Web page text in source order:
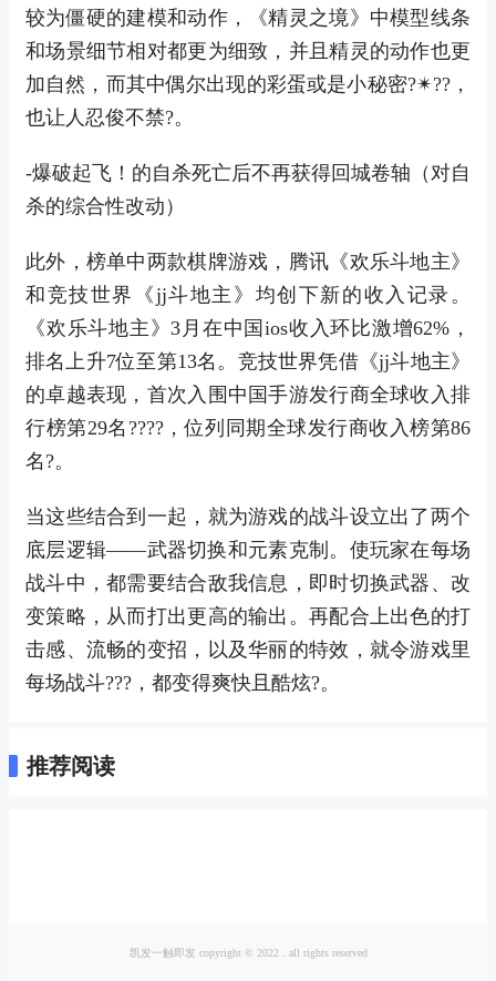
较为僵硬的建模和动作，《精灵之境》中模型线条
和场景细节相对都更为细致，并且精灵的动作也更
加自然，而其中偶尔出现的彩蛋或是小秘密?✴??，
也让人忍俊不禁?。
-爆破起飞！的自杀死亡后不再获得回城卷轴（对自
杀的综合性改动）
此外，榜单中两款棋牌游戏，腾讯《欢乐斗地主》
和竞技世界《jj斗地主》均创下新的收入记录。
《欢乐斗地主》3月在中国ios收入环比激增62%，
排名上升7位至第13名。竞技世界凭借《jj斗地主》
的卓越表现，首次入围中国手游发行商全球收入排
行榜第29名????，位列同期全球发行商收入榜第86
名?。
当这些结合到一起，就为游戏的战斗设立出了两个
底层逻辑——武器切换和元素克制。使玩家在每场
战斗中，都需要结合敌我信息，即时切换武器、改
变策略，从而打出更高的输出。再配合上出色的打
击感、流畅的变招，以及华丽的特效，就令游戏里
每场战斗???，都变得爽快且酷炫?。
推荐阅读
凯发一触即发 copyright © 2022 . all rights reserved